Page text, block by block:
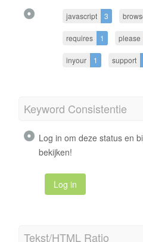
javascript 3
requires 1 please
inyour 1 support
Keyword Consistentie
Log in om deze status en
bekijken!
Log in
Tekst/HTML Ratio